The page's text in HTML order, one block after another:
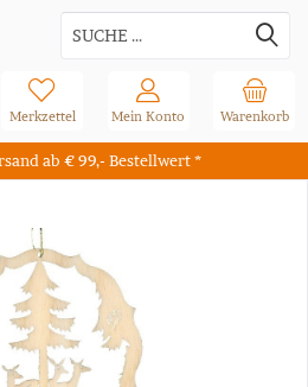
ab € 99,- Bestellwert *
Warenkorb
Merkzettel Mein Konto